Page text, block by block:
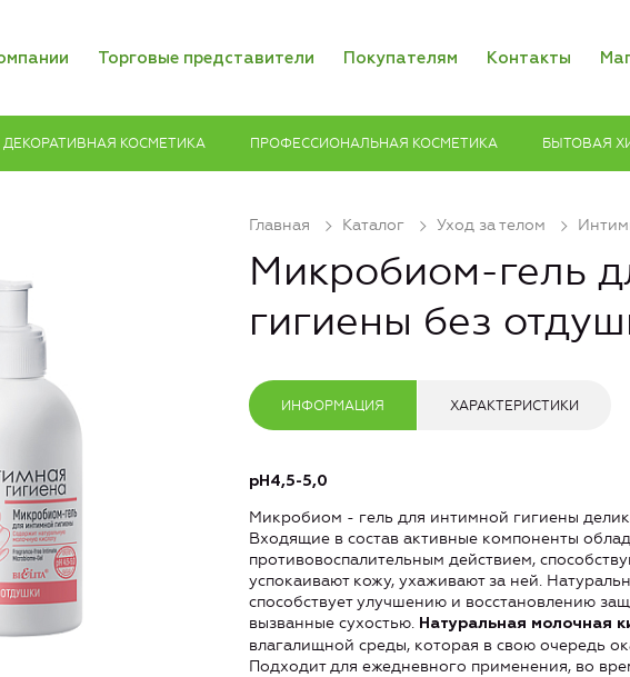
Торговые представители Покупателям Контакты
ДЕКОРАТИВНАЯ КОСМЕТИКА ПРОФЕССИОНАЛЬНАЯ КОСМЕТИКА БЫТОВАЯ
Главная Каталог Уход за телом
Микробиом-гель
гигиены без
ИНФОРМАЦИЯ ХАРАКТЕРИСТИКИ
pH4,5-5,0
Микробиом - гель для интимной гигиены
Входящие в состав активные компоненты
противовоспалительным действием,
успокаивают кожу, ухаживают за ней.
способствует улучшению и восстановлению
вызванные сухостью. Натуральная молочная
влагалищной среды, которая в свою очередь
Подходит для ежедневного применения, во